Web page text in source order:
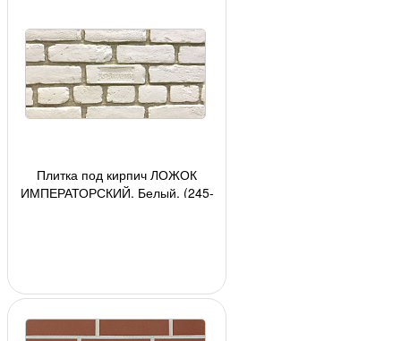
Плитка под кирпич ЛОЖОК
ИМПЕРАТОРСКИЙ, Белый, (245-